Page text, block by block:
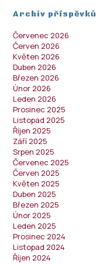
Archiv příspěvků
Červenec 2026
Červen 2026
Květen 2026
Duben 2026
Březen 2026
Únor 2026
Leden 2026
Prosinec 2025
Listopad 2025
Říjen 2025
Září 2025
Srpen 2025
Červenec 2025
Červen 2025
Květen 2025
Duben 2025
Březen 2025
Únor 2025
Leden 2025
Prosinec 2024
Listopad 2024
Říjen 2024